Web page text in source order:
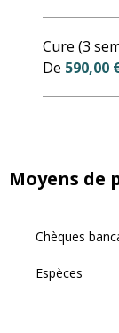
Cure (3
De 590,00
Moyens de
Chèques
Espèces